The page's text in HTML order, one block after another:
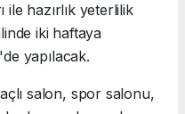
ile hazırlık yeterlilik
iki haftaya
yapılacak.
salon, spor salonu,